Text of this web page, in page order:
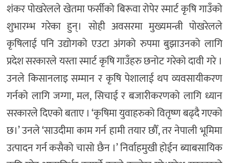
शंकर पोखरेलले खेतमा फर्सीको बिरूवा रोपेर स्मार्ट कृषि गाउँको
शुभारम्भ गरेका हुन्। सोही अवसरमा मुख्यमन्त्री पोखरेलले
कृषिलाई पनि उद्योगको एउटा अंगको रुपमा बुझाउनको लागि
प्रदेश सरकारले यस्ता स्मार्ट कृषि गाउँहरु छनोट गरेको दावी गरे ।
उनले किसानलाइ सम्मान र कृषि पेशालाई थप व्यवसायीकरण
गर्नको लागि जग्गा, मल, सिचाई र बजारीकरणको लागि ध्यान
सरकारले दिएको बताए । ‘कृषिमा युवाहरुको वितृष्ण बढ्दै गएको
छ।’ उनले ‘साउदीमा काम गर्न हामी तयार छौँ, तर नेपाली भूमिमा
उत्पादन गर्न कसैको चासो छैन ।’ निर्वाहमुखी होईन ब्याबसायिक